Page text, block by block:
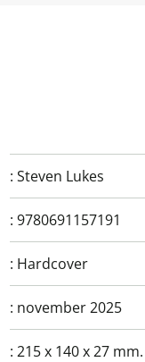
: Steven Lukes
: 9780691157191
: Hardcover
: november 2025
: 215 x 140 x 27 mm.